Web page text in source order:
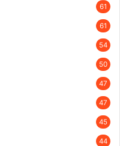
61
61
54
50
47
47
45
44